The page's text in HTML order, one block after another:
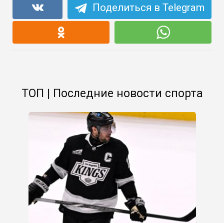
Поделиться в Telegram
ТОП | Последние новости спорта